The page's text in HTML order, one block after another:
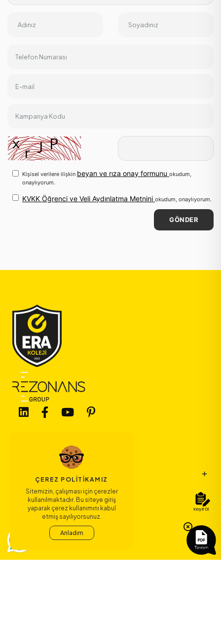
Adınız Soyadınız
Telefon Numarası
E-mail
Kampanya Kodu
Kişisel verilere ilişkin beyan ve rıza onay formunu okudum,
onaylıyorum.
KVKK Öğrenci ve Veli Aydınlatma Metnini okudum, onaylıyorum.
GÖNDER
Bize Ulaşın
Bağlantılar
Sözleşmeler
ÇEREZ POLITIKAMIZ
Sitemizin, çalışması için çerezler
kullanılmaktadır. Bu siteye giriş
yaparak çerez kullanımını kabul
etmiş sayılıyorsunuz.
Anladım